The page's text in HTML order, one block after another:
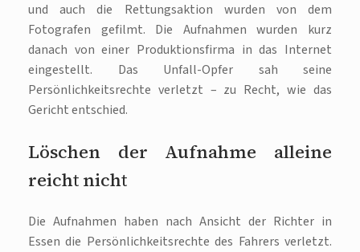
und auch die Rettungsaktion wurden von dem
Fotografen gefilmt. Die Aufnahmen wurden kurz
danach von einer Produktionsfirma in das Internet
eingestellt. Das Unfall-Opfer sah seine
Persönlichkeitsrechte verletzt – zu Recht, wie das
Gericht entschied.
Löschen der Aufnahme alleine
reicht nicht
Die Aufnahmen haben nach Ansicht der Richter in
Essen die Persönlichkeitsrechte des Fahrers verletzt.